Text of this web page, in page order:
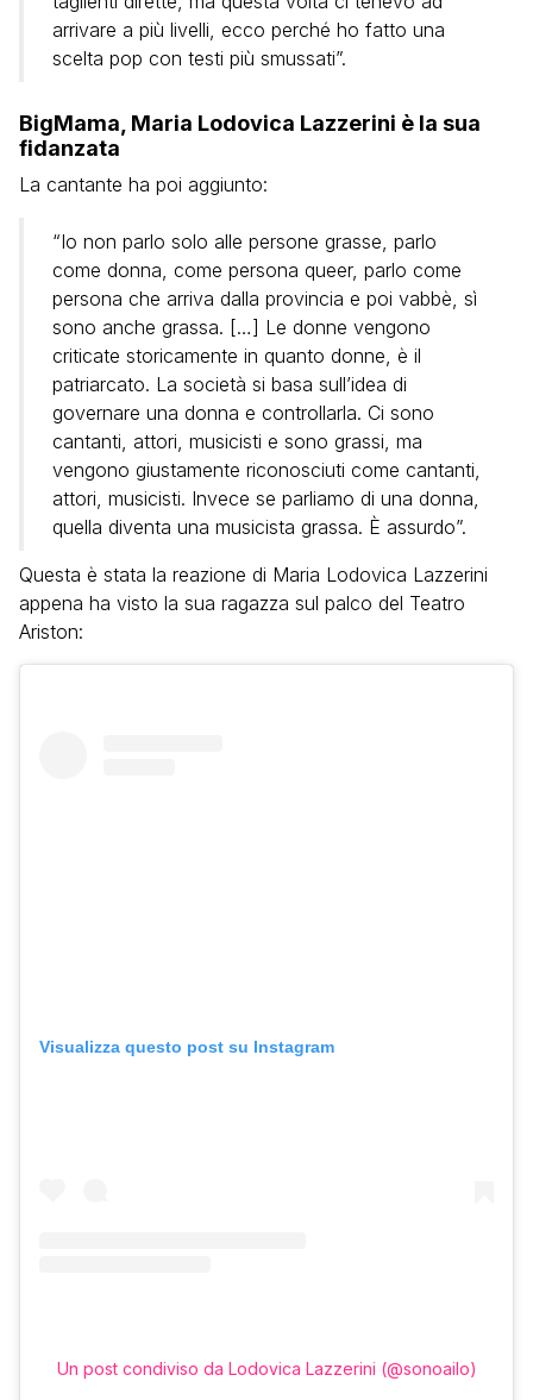
arrivare a più livelli, ecco perché ho fatto una
scelta pop con testi più smussati”.
BigMama, Maria Lodovica Lazzerini è la sua
fidanzata
La cantante ha poi aggiunto:
“Io non parlo solo alle persone grasse, parlo
come donna, come persona queer, parlo come
persona che arriva dalla provincia e poi vabbè, sì
sono anche grassa. […] Le donne vengono
criticate storicamente in quanto donne, è il
patriarcato. La società si basa sull’idea di
governare una donna e controllarla. Ci sono
cantanti, attori, musicisti e sono grassi, ma
vengono giustamente riconosciuti come cantanti,
attori, musicisti. Invece se parliamo di una donna,
quella diventa una musicista grassa. È assurdo”.
Questa è stata la reazione di Maria Lodovica Lazzerini
appena ha visto la sua ragazza sul palco del Teatro
Ariston:
Visualizza questo post su Instagram
Un post condiviso da Lodovica Lazzerini (@sonoailo)